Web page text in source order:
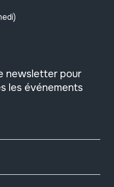
newsletter pour
les événements